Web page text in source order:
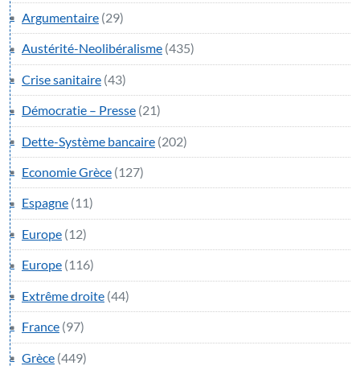
Argumentaire (29)
Austérité-Neolibéralisme (435)
Crise sanitaire (43)
Démocratie – Presse (21)
Dette-Système bancaire (202)
Economie Grèce (127)
Espagne (11)
Europe (12)
Europe (116)
Extrême droite (44)
France (97)
Grèce (449)